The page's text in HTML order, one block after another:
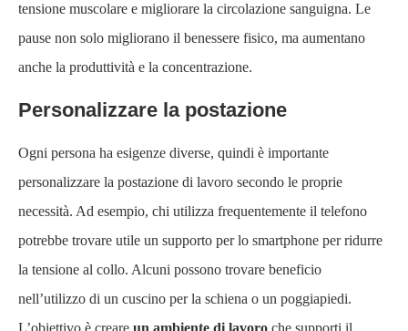
tensione muscolare e migliorare la circolazione sanguigna. Le
pause non solo migliorano il benessere fisico, ma aumentano
anche la produttività e la concentrazione.
Personalizzare la postazione
Ogni persona ha esigenze diverse, quindi è importante
personalizzare la postazione di lavoro secondo le proprie
necessità. Ad esempio, chi utilizza frequentemente il telefono
potrebbe trovare utile un supporto per lo smartphone per ridurre
la tensione al collo. Alcuni possono trovare beneficio
nell’utilizzo di un cuscino per la schiena o un poggiapiedi.